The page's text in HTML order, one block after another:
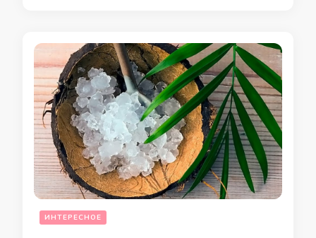
ИНТЕРЕСНОЕ